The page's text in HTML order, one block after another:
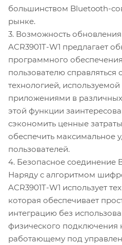
большинством Bluetooth-
рынке.
3. Возможность
ACR3901T-W1 предлагает
программного
пользователю
технологией,
приложениями в
этой функции
сэкономить ценные
обеспечить максимальное
пользователей.
4. Безопасное соединение
Наряду с алгоритмом
ACR3901T-W1 использует
которая обеспечивает
интеграцию без
физического подключения
работающему под